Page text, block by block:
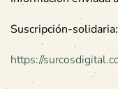
Suscripción-solidaria:
https://